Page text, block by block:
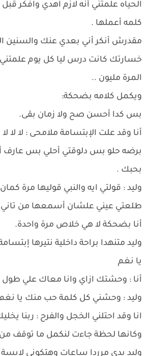
الحياه علمتني أنه لازم اهدي وافكر قبل
كلمه أعملها .
مقدرش أنكر أني بعدي عنك والسنين
خسارتك كانت درس ليا كل يوم
المرة مليون ..
ويكمل كلامه بضحكة:
بس كدا أحسن صح ولا زمان بقى.
أنا وقد علت الإبتسامة ملامحى : لا لا
برضه حلو بس دلوقتي أحلي بس عارف
بحبك .
وليد : قولتي ايه والنبي قوليها مرة
طلعتي عيني علشان أسمعها من
أنا بضحكة لا هي خلاص مرة واحدة.
وليد متنهدا براحة داخلية نتيرها
يا نغم
أنا : وحشتك ازاي وانا معاك علي طول
وليد : وحشني كل كلمة حب منك يا
انا وقد احتلني الخجل والفرح : ربنا
وكانها لحظة جاءت لنكمل ما توقف
وليد يدي مرردا ساعات وهتكوني لابسة